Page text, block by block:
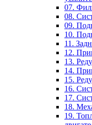
07.
08.
09.
10.
11.
12.
13.
14.
15.
16.
17.
18.
19.